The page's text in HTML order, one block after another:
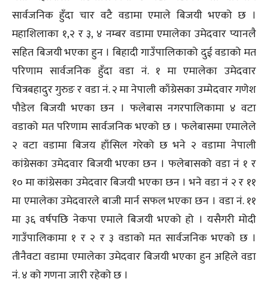
सार्वजनिक हुँदा चार वटै वडामा एमाले बिजयी भएको छ ।
महाशिलाका १,२ र ३, ४ नम्बर वडामा एमालेका उमेदवार प्यानलै
सहित बिजयी भएका हुन । बिहादी गाउँपालिकाको दुई वडाको मत
परिणाम सार्वजनिक हुँदा वडा नं. १ मा एमालेका उमेदवार
चित्रबहादुर गुरुङ र वडा नं. २ मा नेपाली काँग्रेसका उम्मेदवार गणेश
पौडेल बिजयी भएका छन । फलेबास नगरपालिकामा ४ वटा
वडाको मत परिणाम सार्वजनिक भएको छ । फलेबासमा एमालेले
२ वटा वडामा बिजय हाँसिल गरेको छ भने २ वडामा नेपाली
कांग्रेसका उमेदवार बिजयी भएका छन । फलेबासको वडा नं १ र
१० मा कांग्रेसका उमेदवार बिजयी भएका छन । भने वडा नं २ र ११
मा एमालेका उमेदवारले बाजी मार्न सफल भएका छन । वडा नं. ११
मा ३६ वर्षपछि नेकपा एमाले बिजयी भएको हो । यसैगरी मोदी
गाउँपालिकामा १ र २ र ३ वडाको मत सार्वजनिक भएको छ ।
तीनैवटा वडामा एमालेका उमेदवार बिजयी भएका हुन अहिले वडा
नंं. ४ को गणना जारी रहेको छ ।